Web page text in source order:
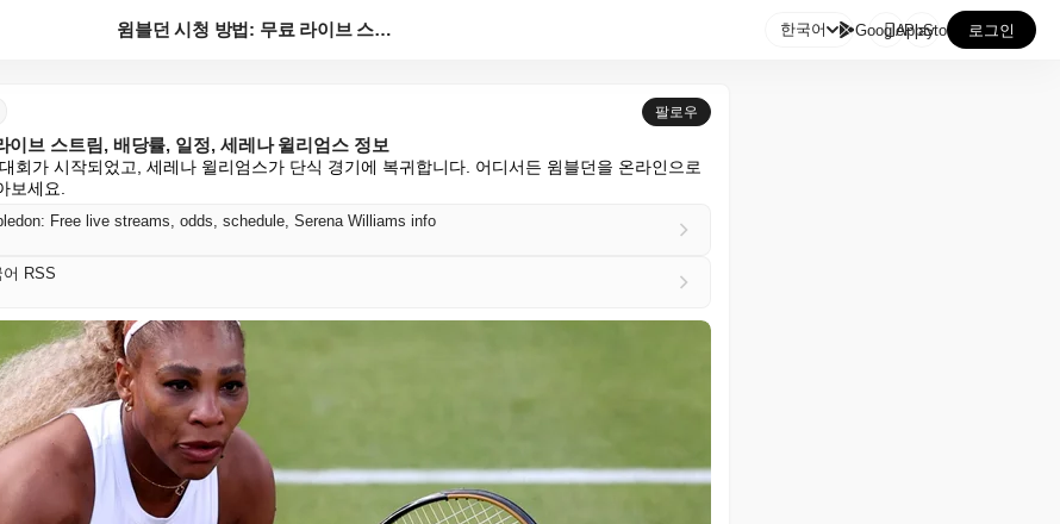
윔블던 시청 방법: 무료 라이브 스트림, 배당률, 일정... 한국어 GooglePlay
AppStore 로그인
팔로우
이브 스트림, 배당률, 일정, 세레나 윌리엄스 정보
회가 시작되었고, 세레나 윌리엄스가 단식 경기에 복귀합니다. 어디서든 윔블던을 온라인으로
보세요.
Free live streams, odds, schedule, Serena Williams info
RSS